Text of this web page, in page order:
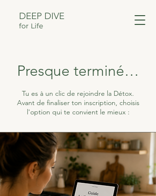
DEEP DIVE
for Life
Presque terminé…
Tu es à un clic de rejoindre la Détox.
Avant de finaliser ton inscription, choisis
l'option qui te convient le mieux :